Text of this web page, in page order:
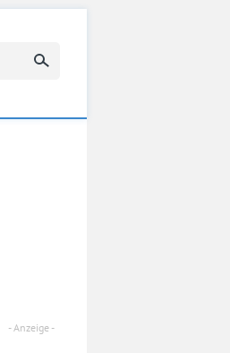
Suchbegriff eingeben